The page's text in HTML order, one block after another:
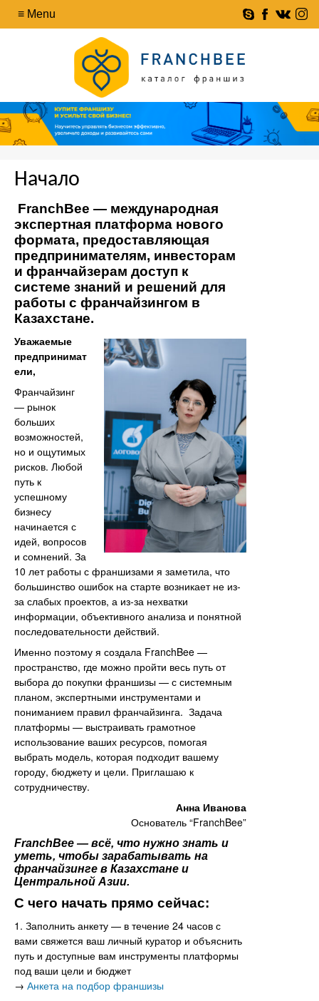
Начало
FranchBee — международная
экспертная платформа нового
формата, предоставляющая
предпринимателям, инвесторам
и франчайзерам доступ к
системе знаний и решений для
работы с франчайзингом в
Казахстане.
Уважаемые
предпринимат
ели,
Франчайзинг
— рынок
больших
возможностей,
но и ощутимых
рисков. Любой
путь к
успешному
бизнесу
начинается с
идей, вопросов
и сомнений. За
10 лет работы с франшизами я заметила, что
большинство ошибок на старте возникает не из-
за слабых проектов, а из-за нехватки
информации, объективного анализа и понятной
последовательности действий.
Именно поэтому я создала FranchBee —
пространство, где можно пройти весь путь от
выбора до покупки франшизы — с системным
планом, экспертными инструментами и
пониманием правил франчайзинга. Задача
платформы — выстраивать грамотное
использование ваших ресурсов, помогая
выбрать модель, которая подходит вашему
городу, бюджету и цели. Приглашаю к
сотрудничеству.
Анна Иванова
Основатель “FranchBee”
FranchBee — всё, что нужно знать и
уметь, чтобы зарабатывать на
франчайзинге в Казахстане и
Центральной Азии.
С чего начать прямо сейчас:
1. Заполнить анкету — в течение 24 часов с
вами свяжется ваш личный куратор и объяснить
путь и доступные вам инструменты платформы
под ваши цели и бюджет
→ Анкета на подбор франшизы